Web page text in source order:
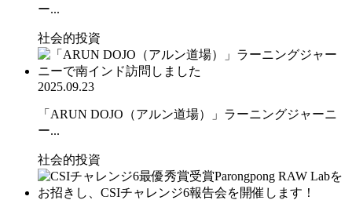
ー...
社会的投資
2025.09.23
「ARUN DOJO（アルン道場）」ラーニングジャーニ
ー...
社会的投資